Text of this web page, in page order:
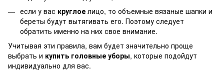
если у вас круглое лицо, то объемные вязаные шапки и
береты будут вытягивать его. Поэтому следует
обратить именно на них свое внимание.
Учитывая эти правила, вам будет значительно проще
выбрать и купить головные уборы, которые подойдут
индивидуально для вас.